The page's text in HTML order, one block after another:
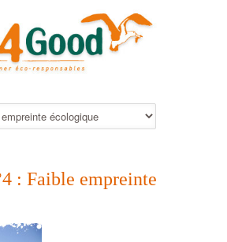
: Faible empreinte